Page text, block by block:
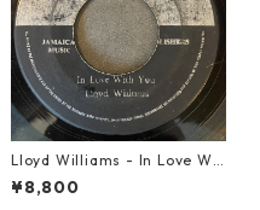
Lloyd Williams - In Love Wit
h You【7-21917】
¥8,800